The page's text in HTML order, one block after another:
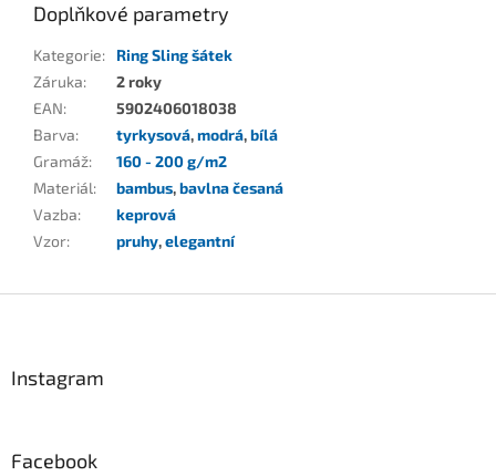
Doplňkové parametry
Kategorie:
Ring Sling šátek
Záruka:
2 roky
EAN:
5902406018038
Barva: tyrkysová,modrá,bílá
Gramáž:
160 - 200 g/m2
Materiál: bambus,bavlna česaná
Vazba:
keprová
Vzor: pruhy,elegantní
Instagram
Facebook